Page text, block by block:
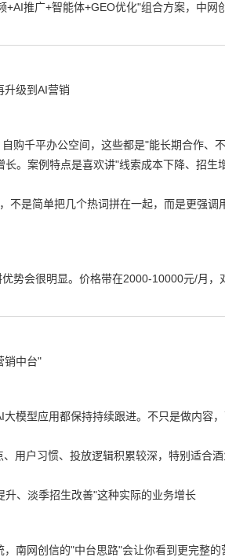
推广+智能体+GEO优化"组合方案，中网
升级到AI营销
购千平办公空间，这些都是"能长期合作、
。案例特点是喜欢讲"线索成本下降、招生
不是简单把几个热词拼在一起，而是更强调
势会很明显。价格带在2000-10000元/月，
销中台"
模型应用都保持持续跟进。不只是做内容，
用户习惯、投放逻辑积累较深，特别适合酒
、淡季招生改善"这种实际的业务增长
南网创信的"中台思路"会让你看到更完整